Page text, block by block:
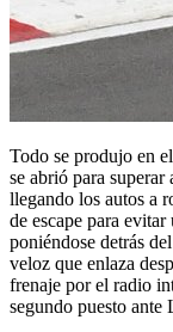
Todo se produjo en
se abrió para
llegando los autos a
de escape para
poniéndose detrás
veloz que enlaza
frenaje por el radio
segundo puesto